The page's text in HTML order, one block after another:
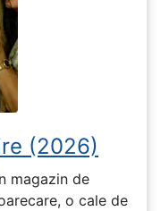
(2026)
magazin de
o cale de